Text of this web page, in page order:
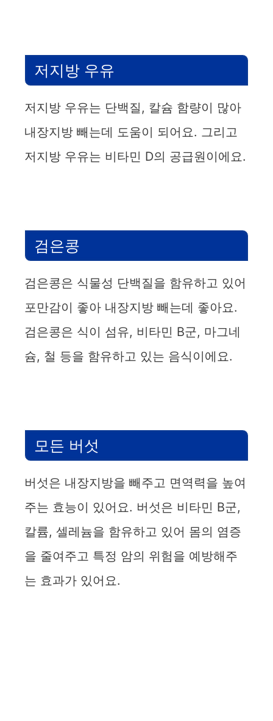
저지방 우유
저지방 우유는 단백질, 칼슘 함량이 많아
내장지방 빼는데 도움이 되어요. 그리고
저지방 우유는 비타민 D의 공급원이에요.
검은콩
검은콩은 식물성 단백질을 함유하고 있어
포만감이 좋아 내장지방 빼는데 좋아요.
검은콩은 식이 섬유, 비타민 B군, 마그네
슘, 철 등을 함유하고 있는 음식이에요.
모든 버섯
버섯은 내장지방을 빼주고 면역력을 높여
주는 효능이 있어요. 버섯은 비타민 B군,
칼륨, 셀레늄을 함유하고 있어 몸의 염증
을 줄여주고 특정 암의 위험을 예방해주
는 효과가 있어요.